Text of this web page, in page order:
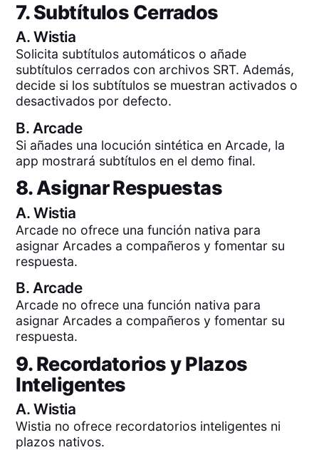
7. Subtítulos Cerrados
A.Wistia
Solicita subtítulos automáticos o añade
subtítulos cerrados con archivos SRT. Además,
decide si los subtítulos se muestran activados o
desactivados por defecto.
B. Arcade
Si añades una locución sintética en Arcade, la
app mostrará subtítulos en el demo final.
8. Asignar Respuestas
A.Wistia
Arcade no ofrece una función nativa para
asignar Arcades a compañeros y fomentar su
respuesta.
B.Arcade
Arcade no ofrece una función nativa para
asignar Arcades a compañeros y fomentar su
respuesta.
9. Recordatorios y Plazos
Inteligentes
A.Wistia
Wistia no ofrece recordatorios inteligentes ni
plazos nativos.